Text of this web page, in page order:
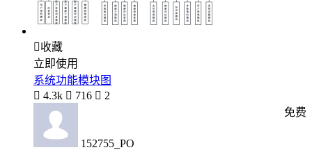
收藏
立即使用
系统功能模块图
 4.3k  716  2
152755_PO
免费